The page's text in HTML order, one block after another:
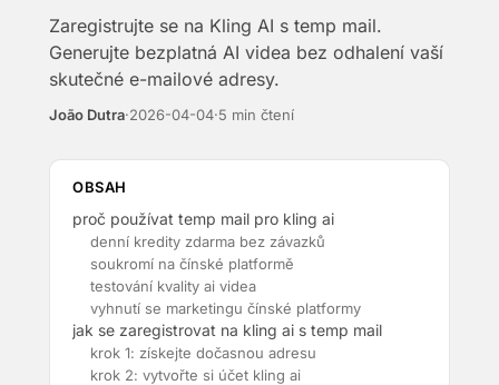
Zaregistrujte se na Kling AI s temp mail.
Generujte bezplatná AI videa bez odhalení vaší
skutečné e-mailové adresy.
João Dutra·2026-04-04·5 min čtení
OBSAH
proč používat temp mail pro kling ai
denní kredity zdarma bez závazků
soukromí na čínské platformě
testování kvality ai videa
vyhnutí se marketingu čínské platformy
jak se zaregistrovat na kling ai s temp mail
krok 1: získejte dočasnou adresu
krok 2: vytvořte si účet kling ai